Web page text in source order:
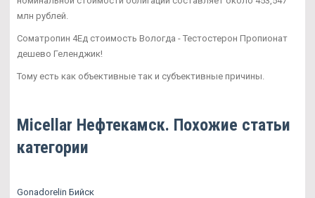
млн рублей.
Cоматропин 4Ед стоимость Вологда - Тестостерон Пропионат
дешево Геленджик!
Тому есть как объективные так и субъективные причины.
Micellar Нефтекамск. Похожие статьи
категории
Gonadorelin Бийск